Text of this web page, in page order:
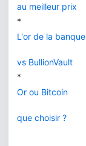
au meilleur prix
*
L'or de la banque
vs BullionVault
*
Or ou Bitcoin
que choisir ?